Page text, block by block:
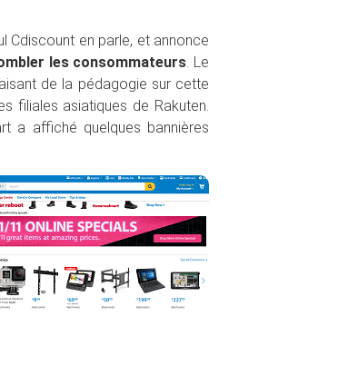
Cdiscount en parle, et annonce
les consommateurs . Le
de la pédagogie sur cette
filiales asiatiques de Rakuten.
a affiché quelques bannières